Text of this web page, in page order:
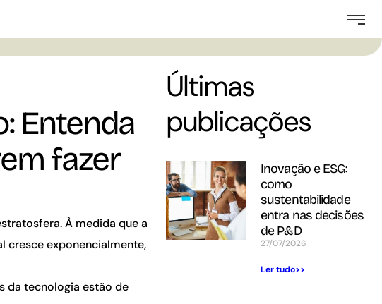
Entenda
fazer
À medida que a
cresce exponencialmente,
da tecnologia estão de
Últimas
publicações
Inovação e ESG:
como
sustentabilidade
entra nas decisões
de P&D
27/07/2026
Ler tudo>>